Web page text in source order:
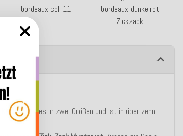
bordeaux col. 11
bordeaux dunkelrot
Zickzack
Kissen gibt es in zwei Größen und ist in über zehn